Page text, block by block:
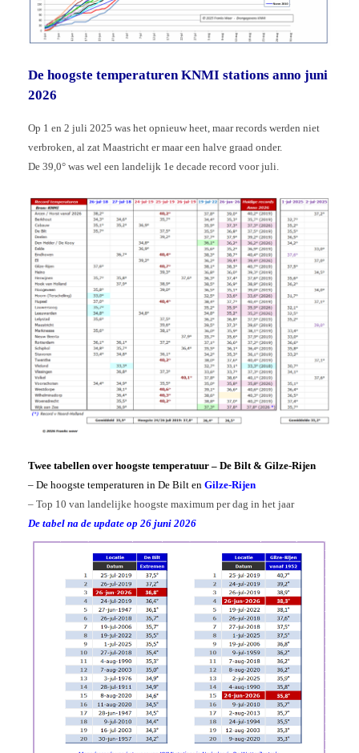
De hoogste temperaturen KNMI stations anno juni
2026
Op 1 en 2 juli 2025 was het opnieuw heet, maar records werden niet
verbroken, al zat Maastricht er maar een halve graad onder.
De 39,0° was wel een landelijk 1e decade record voor juli.
Twee tabellen over hoogste temperatuur – De Bilt & Gilze-Rijen
– De hoogste temperaturen in De Bilt en Gilze-Rijen
– Top 10 van landelijke hoogste maximum per dag in het jaar
De tabel na de update op 26 juni 2026